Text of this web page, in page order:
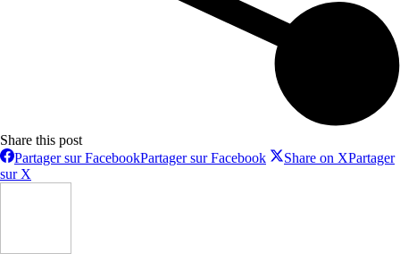
Share this post
Partager sur FacebookPartager sur Facebook Share on XPartager
sur X